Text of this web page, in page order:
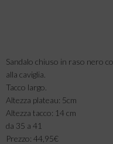
Sandalo chiuso in raso nero
alla caviglia.
Tacco largo.
Altezza plateau: 5cm
Altezza tacco: 14 cm
da 35 a 41
Prezzo: 44,95€